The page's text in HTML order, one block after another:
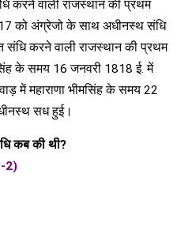
करने वाली राजस्थान की प्रथम
को अंग्रेजो के साथ अधीनस्थ संधि
करने वाली राजस्थान की प्रथम
के समय 16 जनवरी 1818 ई. में
में महाराणा भीमसिंह के समय 22
सध हुई।
कब की थी?
2)